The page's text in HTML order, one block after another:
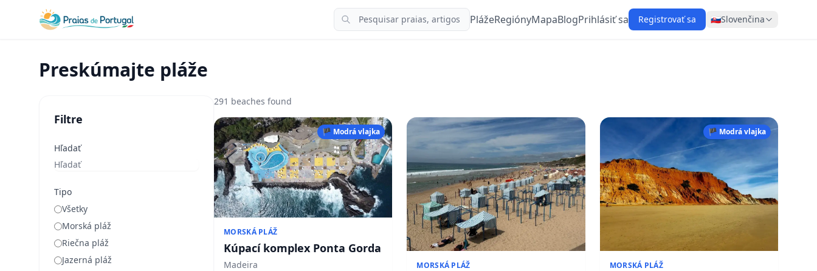
PlážeRegiónyMapaBlogPrihlásiť sa Registrovať sa 🇸🇰Slovenčina
Preskúmajte pláže
Filtre
Hľadať
Tipo
Všetky
Morská pláž
Riečna pláž
Jazerná pláž
291 beaches found
🏴 Modrá vlajka
MORSKÁ PLÁŽ
Kúpací komplex Ponta Gorda
Madeira MORSKÁ PLÁŽ
🏴 Modrá vlajka
MORSKÁ PLÁŽ